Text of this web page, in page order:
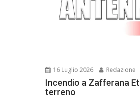
16 Luglio 2026 Redazione
Incendio a Zafferana
terreno